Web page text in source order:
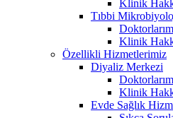
Klinik
Tıbbi
Klinik
Özellikli Hizmetlerimiz
Diyaliz Merkezi
Klinik
Evde Sağlık